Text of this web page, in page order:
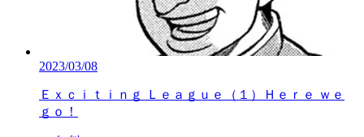
2023/03/08
Ｅｘｃｉｔｉｎｇ Ｌｅａｇｕｅ（１）Ｈｅｒｅ ｗｅ
ｇｏ！